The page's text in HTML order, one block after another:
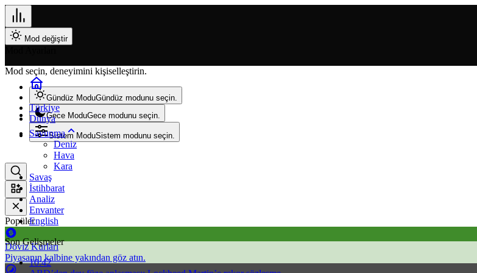
Mod değiştir
Mod seçin, deneyimini kişiselleştirin.
Gündüz ModuGündüz modunu seçin.
Gece ModuGece modunu seçin.
Sistem ModuSistem modunu seçin.
Popüler
Döviz Kurları
Piyasanın kalbine yakından göz atın.
Türkiye
Dünya
Savunma
Deniz
Hava
Kara
Savaş
İstihbarat
Analiz
Envanter
English
Son Gelişmeler
10:42